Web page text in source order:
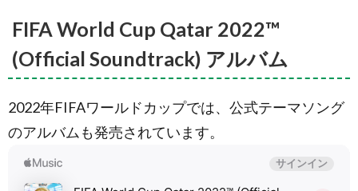
FIFA World Cup Qatar 2022™
(Official Soundtrack) アルバム
2022年FIFAワールドカップでは、公式テーマソング
のアルバムも発売されています。